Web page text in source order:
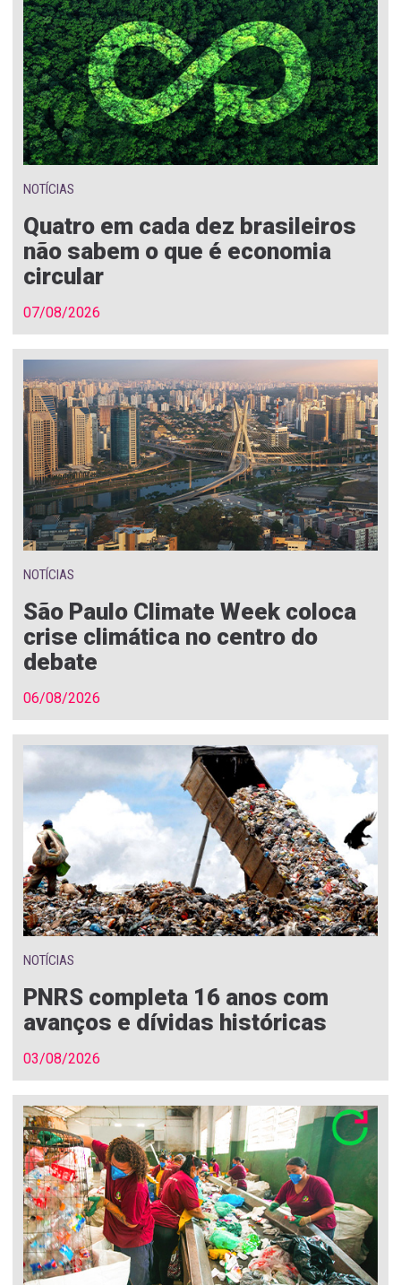
NOTÍCIAS
Quatro em cada dez brasileiros
não sabem o que é economia
circular
07/08/2026
NOTÍCIAS
São Paulo Climate Week coloca
crise climática no centro do
debate
06/08/2026
NOTÍCIAS
PNRS completa 16 anos com
avanços e dívidas históricas
03/08/2026